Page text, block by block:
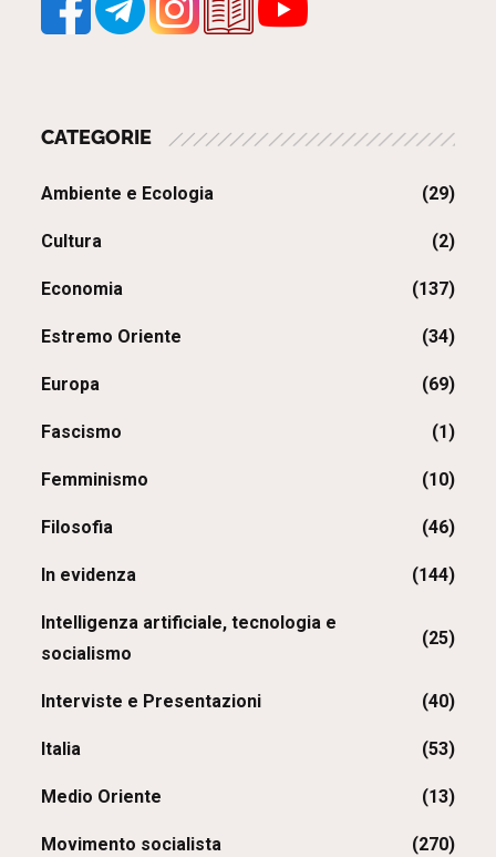
I
.
CATEGORIE
Ambiente e Ecologia (29)
Cultura (2)
Economia (137)
Estremo Oriente (34)
Europa (69)
Fascismo (1)
Femminismo (10)
Filosofia (46)
In evidenza (144)
Intelligenza artificiale, tecnologia e
socialismo
(25)
Interviste e Presentazioni (40)
Italia (53)
Medio Oriente (13)
Movimento socialista (270)